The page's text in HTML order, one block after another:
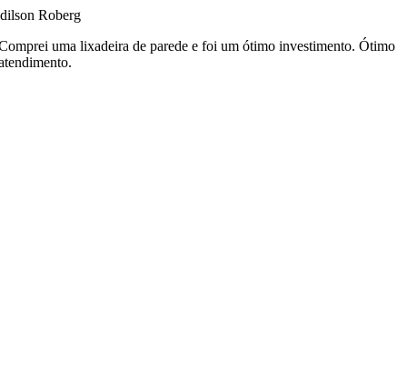
Roberg
uma lixadeira de parede e foi um ótimo investimento. Ótimo